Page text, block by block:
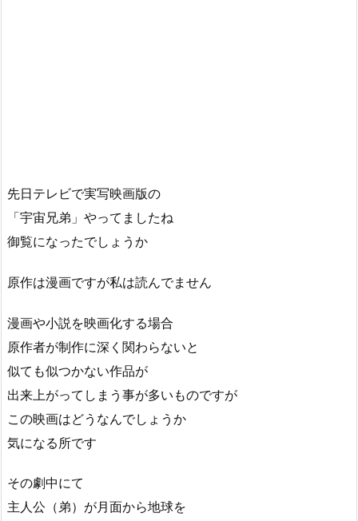
先日テレビで実写映画版の
「宇宙兄弟」やってましたね
御覧になったでしょうか
原作は漫画ですが私は読んでません
漫画や小説を映画化する場合
原作者が制作に深く関わらないと
似ても似つかない作品が
出来上がってしまう事が多いものですが
この映画はどうなんでしょうか
気になる所です
その劇中にて
主人公（弟）が月面から地球を